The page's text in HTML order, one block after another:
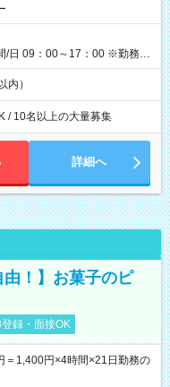
（休憩なし） 時給1,300
円＋交通費 【試用期
/日 09：00～17：00 ※勤務時
内）
/ 10名以上の大量募集
詳細へ
由！】お菓子のピ
録・面接OK
＝1,400円×4時間×21日勤務の